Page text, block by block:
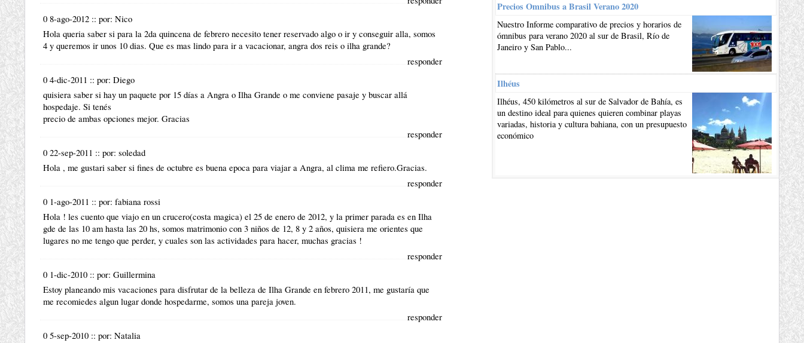
0 8-ago-2012 :: por: Nico
Hola queria saber si para la 2da quincena de febrero necesito tener reservado algo o ir y conseguir alla, somos
4 y queremos ir unos 10 dias. Que es mas lindo para ir a vacacionar, angra dos reis o ilha grande?
responder
0 4-dic-2011 :: por: Diego
quisiera saber si hay un paquete por 15 días a Angra o Ilha Grande o me conviene pasaje y buscar allá
hospedaje. Si tenés
precio de ambas opciones mejor. Gracias
responder
0 22-sep-2011 :: por: soledad
Hola , me gustari saber si fines de octubre es buena epoca para viajar a Angra, al clima me refiero.Gracias.
responder
0 1-ago-2011 :: por: fabiana rossi
Hola ! les cuento que viajo en un crucero(costa magica) el 25 de enero de 2012, y la primer parada es en Ilha
gde de las 10 am hasta las 20 hs, somos matrimonio con 3 niños de 12, 8 y 2 años, quisiera me orientes que
lugares no me tengo que perder, y cuales son las actividades para hacer, muchas gracias !
responder
0 1-dic-2010 :: por: Guillermina
Estoy planeando mis vacaciones para disfrutar de la belleza de Ilha Grande en febrero 2011, me gustaría que
me recomiedes algun lugar donde hospedarme, somos una pareja joven.
responder
0 5-sep-2010 :: por: Natalia
Precios Omnibus a Brasil Verano 2020
Nuestro Informe comparativo de precios y horarios de
ómnibus para verano 2020 al sur de Brasil, Río de
Janeiro y San Pablo...
Ilhéus
Ilhéus, 450 kilómetros al sur de Salvador de Bahía, es
un destino ideal para quienes quieren combinar playas
variadas, historia y cultura bahiana, con un presupuesto
económico